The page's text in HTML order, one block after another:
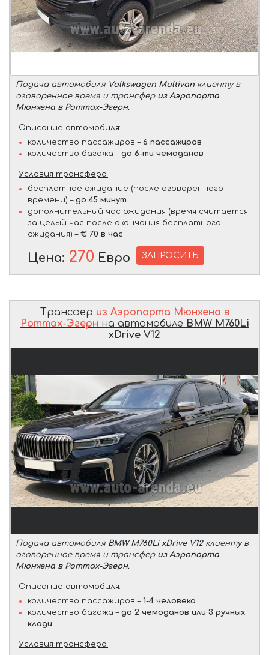
Подача автомобиля Volkswagen Multivan клиенту в
оговоренное время и трансфер из Аэропорта
Мюнхена в Роттах-Эгерн.
Описание автомобиля:
количество пассажиров – 6 пассажиров
количество багажа – до 6-ти чемоданов
Условия трансфера:
бесплатное ожидание (после оговоренного
времени) – до 45 минут
дополнительный час ожидания (время считается
за целый час после окончания бесплатного
ожидания) – € 70 в час
Цена: 270 Евро ЗАПРОСИТЬ
Трансфер из Аэропорта Мюнхена в
Роттах-Эгерн на автомобиле BMW M760Li
xDrive V12
Подача автомобиля BMW M760Li xDrive V12клиенту в
оговоренное время и трансфер из Аэропорта
Мюнхена в Роттах-Эгерн.
Описание автомобиля:
количество пассажиров – 1-4 человека
количество багажа – до 2 чемоданов или 3 ручных
клади
Условия трансфера: